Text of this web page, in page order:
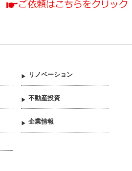
リノベーション
不動産投資
企業情報